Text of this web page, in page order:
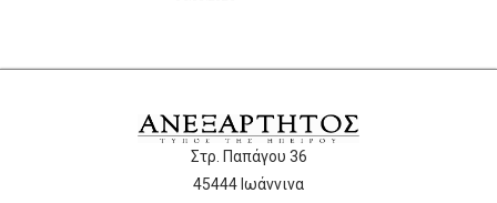
Στρ. Παπάγου 36
45444 Ιωάννινα